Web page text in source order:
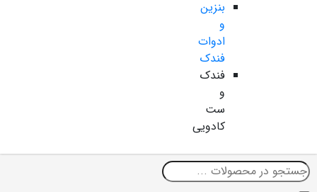
بنزین
و
ادوات
فندک
فندک
و
ست
کادویی